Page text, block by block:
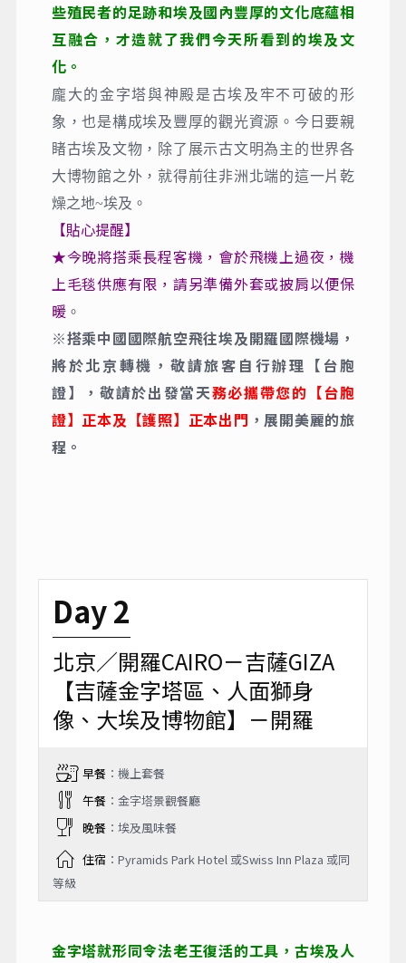
些殖民者的足跡和埃及國內豐厚的文化底蘊相
互融合，才造就了我們今天所看到的埃及文
化。
龐大的金字塔與神殿是古埃及牢不可破的形
象，也是構成埃及豐厚的觀光資源。今日要親
睹古埃及文物，除了展示古文明為主的世界各
大博物館之外，就得前往非洲北端的這一片乾
燥之地~埃及。
【貼心提醒】
★今晚將搭乘長程客機，會於飛機上過夜，機
上毛毯供應有限，請另準備外套或披肩以便保
暖。
※搭乘中國國際航空飛往埃及開羅國際機場，
將於北京轉機，敬請旅客自行辦理【台胞
證】，敬請於出發當天務必攜帶您的【台胞
證】正本及【護照】正本出門 ，展開美麗的旅
程。
Day 2
北京／開羅CAIRO－吉薩GIZA
【吉薩金字塔區、人面獅身
像、大埃及博物館】－開羅
早餐：機上套餐
午餐：金字塔景觀餐廳
晚餐：埃及風味餐
住宿 ：Pyramids Park Hotel 或Swiss Inn Plaza 或同
等級
金字塔就形同令法老王復活的工具，古埃及人